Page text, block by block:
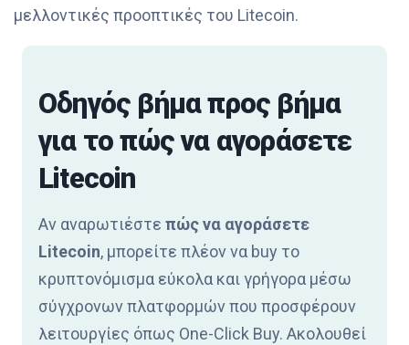
μελλοντικές προοπτικές του Litecoin.
Οδηγός βήμα προς βήμα
για το πώς να αγοράσετε
Litecoin
Αν αναρωτιέστε πώς να αγοράσετε
Litecoin, μπορείτε πλέον να buy το
κρυπτονόμισμα εύκολα και γρήγορα μέσω
σύγχρονων πλατφορμών που προσφέρουν
λειτουργίες όπως One-Click Buy. Ακολουθεί